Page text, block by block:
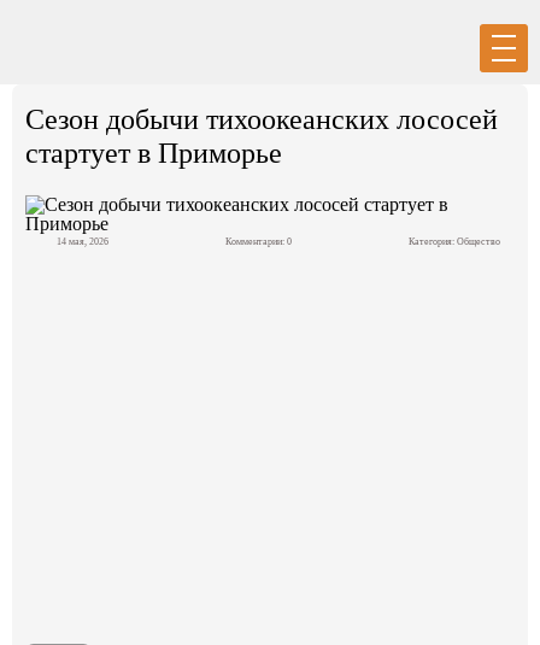
Сезон добычи тихоокеанских лососей
стартует в Приморье
14 мая, 2026 Комментарии: 0 Категория: Общество